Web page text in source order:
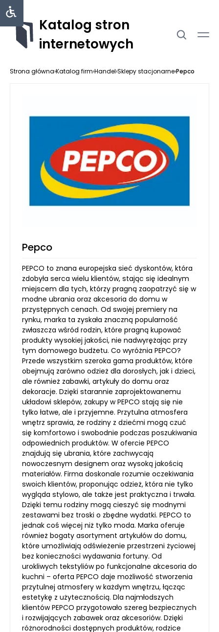
Katalog stron
internetowych
Strona główna›Katalog firm›Handel›Sklepy stacjonarne›Pepco
Pepco
PEPCO to znana europejska sieć dyskontów, która
zdobyła serca wielu klientów, stając się idealnym
miejscem dla tych, którzy pragną zaopatrzyć się w
modne ubrania oraz akcesoria do domu w
przystępnych cenach. Od swojej premiery na
rynku, marka ta zyskała znaczną popularność
zwłaszcza wśród rodzin, które pragną kupować
produkty wysokiej jakości, nie nadwyrężając przy
tym domowego budżetu. Co wyróżnia PEPCO?
Przede wszystkim szeroka gama produktów, które
obejmują zarówno odzież dla dorosłych, jak i dzieci,
ale również zabawki, artykuły do domu oraz
dekoracje. Dzięki starannie zaprojektowanemu
układowi sklepów, zakupy w PEPCO stają się nie
tylko łatwe, ale i przyjemne. Przytulna atmosfera
wnętrz sprawia, że rodziny z dziećmi mogą czuć
się komfortowo i swobodnie podczas poszukiwania
odpowiednich produktów. W ofercie PEPCO
znajdują się ubrania, które zachwycają
nowoczesnym designem oraz wysoką jakością
materiałów. Firma doskonale rozumie oczekiwania
swoich klientów, proponując odzież, która nie tylko
wygląda stylowo, ale także jest praktyczna i trwała.
Dzięki temu rodziny mogą cieszyć się modnymi
zestawami bez troski o zbędne wydatki. PEPCO to
jednak coś więcej niż tylko moda. Marka oferuje
również bogaty asortyment artykułów do domu,
które umożliwiają odświeżenie przestrzeni życiowej
bez konieczności wydawania fortuny. Od
urokliwych tekstyliów po funkcjonalne akcesoria do
kuchni – oferta PEPCO daje możliwość stworzenia
przytulnej atmosfery w każdym wnętrzu, łącząc
estetykę z użytecznością. Dla najmłodszych
klientów PEPCO przygotowało szereg bezpiecznych
i rozwijających zabawek oraz akcesoriów. Dzięki
różnorodności dostępnych produktów, rodzice